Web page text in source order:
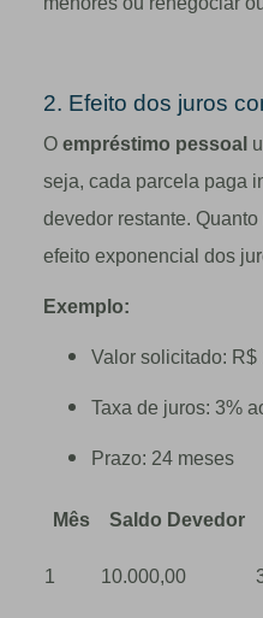
2. Efeito dos juros
O empréstimo pessoal
seja, cada parcela paga
devedor restante.
efeito exponencial dos
Exemplo:
Valor solicitado: R$
Taxa de juros: 3%
Prazo: 24 meses
Mês Saldo Devedor
1 10.000,00